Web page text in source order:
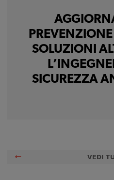
SOLUZIONI
SICUREZZA
VEDI